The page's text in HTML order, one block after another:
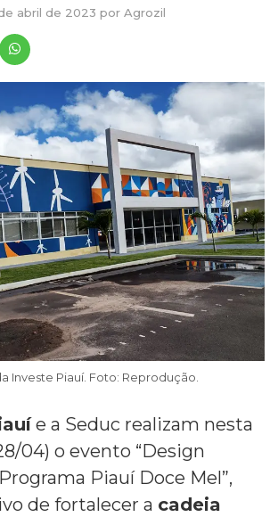
abril de 2023 por Agrozil
Investe Piauí. Foto: Reprodução.
e a Seduc realizam nesta
04) o evento “Design
Piauí Doce Mel”,
de fortalecer a cadeia